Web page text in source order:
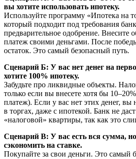
вы хотите использовать ипотеку.
Используйте программу «Ипотека на
который подходит под требования
предварительное одобрение. Внесите
платеж своими деньгами. После
остаток. Это самый безопасный путь.
Сценарий Б: У вас нет денег на
хотите 100% ипотеку.
Забудьте про ликвидные объекты.
только если вы внесете хотя бы
платеж). Если у вас нет этих денег, вы
в торгах, даже с ипотекой. Банк не
«налоговой» квартиры, так как это
Сценарий В: У вас есть вся сумма,
сэкономить на ставке.
Покупайте за свои деньги. Это самый